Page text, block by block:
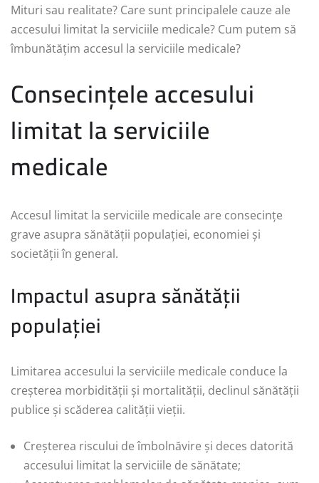
Mituri sau realitate? Care sunt principalele cauze ale
accesului limitat la serviciile medicale? Cum putem să
îmbunătățim accesul la serviciile medicale?
Consecințele accesului
limitat la serviciile
medicale
Accesul limitat la serviciile medicale are consecințe
grave asupra sănătății populației, economiei și
societății în general.
Impactul asupra sănătății
populației
Limitarea accesului la serviciile medicale conduce la
creșterea morbidității și mortalității, declinul sănătății
publice și scăderea calității vieții.
Creșterea riscului de îmbolnăvire și deces datorită
accesului limitat la serviciile de sănătate;